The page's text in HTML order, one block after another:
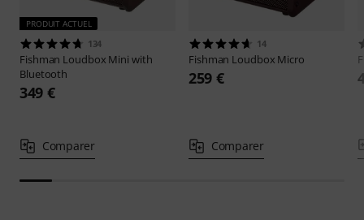
PRODUIT ACTUEL
134
Fishman Loudbox Mini with
Bluetooth
349 €
Comparer
14
Fishman Loudbox Micro
259 €
Comparer